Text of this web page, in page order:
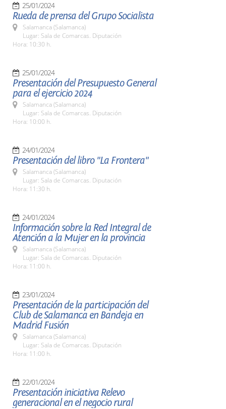
25/01/2024
Rueda de prensa del Grupo Socialista
Salamanca (Salamanca)
Lugar: Sala de Comarcas. Diputación
Hora: 10:30 h.
25/01/2024
Presentación del Presupuesto General
para el ejercicio 2024
Salamanca (Salamanca)
Lugar: Sala de Comarcas. Diputación
Hora: 10:00 h.
24/01/2024
Presentación del libro "La Frontera"
Salamanca (Salamanca)
Lugar: Sala de Comarcas. Diputación
Hora: 11:30 h.
24/01/2024
Información sobre la Red Integral de
Atención a la Mujer en la provincia
Salamanca (Salamanca)
Lugar: Sala de Comarcas. Diputación
Hora: 11:00 h.
23/01/2024
Presentación de la participación del
Club de Salamanca en Bandeja en
Madrid Fusión
Salamanca (Salamanca)
Lugar: Sala de Comarcas. Diputación
Hora: 11:00 h.
22/01/2024
Presentación iniciativa Relevo
generacional en el negocio rural